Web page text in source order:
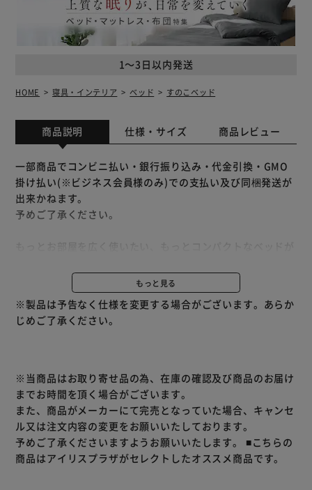
1～3日以内発送
HOME 寝具・インテリア ベッド すのこベッド
商品説明 仕様・サイズ 商品レビュー
一部商品でコンビニ払い・銀行振り込み・代金引換・GMO
掛け払い(※ビジネス会員様のみ)での支払い及び同梱発送が
出来かねます。
予めご了承ください。
そんなご要望にお応えし、セミシングルサイズをご用意。
お子様のベッドにもおすすめのサイズです。
風通しの良いすのこのフレームはマットレスの湿気を放出。
カビ対策に最適でオールシーズン快適にご利用いただけま
もっと見る
※製品は予告なく仕様を変更する場合がございます。あらか
じめご了承ください。
※当商品はお取り寄せ品の為、在庫の確認及び商品のお届け
までお時間を頂く場合がございます。
また、商品がメーカーにて完売となっていた場合、キャンセ
ル又は注文内容の変更をお願いいたしております。
予めご了承くださいますようお願いいたします。 ■こちらの
商品はアイリスプラザがセレクトしたオススメ商品です。